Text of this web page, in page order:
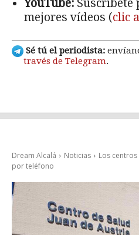
YouTube: Suscríbete
mejores vídeos (clic
Sé tú el periodista:
través de Telegram.